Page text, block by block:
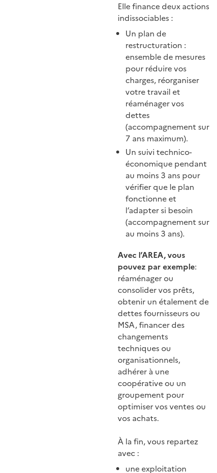
Elle finance deux actions
indissociables :
Un plan de
restructuration :
ensemble de mesures
pour réduire vos
charges, réorganiser
votre travail et
réaménager vos
dettes
(accompagnement sur
7 ans maximum).
Un suivi technico-
économique pendant
au moins 3 ans pour
vérifier que le plan
fonctionne et
l’adapter si besoin
(accompagnement sur
au moins 3 ans).
Avec l’AREA, vous
pouvez par exemple:
réaménager ou
consolider vos prêts,
obtenir un étalement de
dettes fournisseurs ou
MSA, financer des
changements
techniques ou
organisationnels,
adhérer à une
coopérative ou un
groupement pour
optimiser vos ventes ou
vos achats.
À la fin, vous repartez
avec :
une exploitation